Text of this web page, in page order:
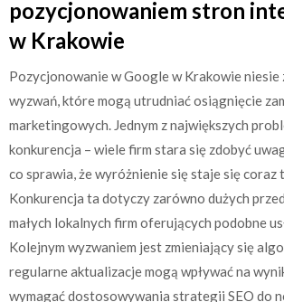
pozycjonowaniem stron
w Krakowie
Pozycjonowanie w Google w Krakowie niesie
wyzwań, które mogą utrudniać osiągnięcie
marketingowych. Jednym z największych
konkurencja – wiele firm stara się zdobyć
co sprawia, że wyróżnienie się staje się coraz
Konkurencja ta dotyczy zarówno dużych
małych lokalnych firm oferujących podobne
Kolejnym wyzwaniem jest zmieniający się
regularne aktualizacje mogą wpływać na
wymagać dostosowywania strategii SEO do